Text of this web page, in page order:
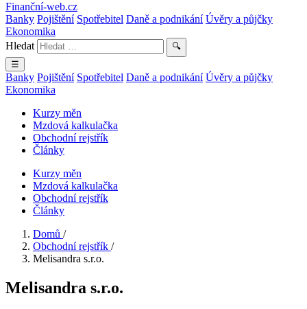
Finanční-web.cz
Banky Pojištění Spotřebitel Daně a podnikání Úvěry a půjčky
Ekonomika
Hledat
🔍
☰
Banky Pojištění Spotřebitel Daně a podnikání Úvěry a půjčky
Ekonomika
Kurzy měn
Mzdová kalkulačka
Obchodní rejstřík
Články
Kurzy měn
Mzdová kalkulačka
Obchodní rejstřík
Články
Domů /
Obchodní rejstřík /
Melisandra s.r.o.
Melisandra s.r.o.